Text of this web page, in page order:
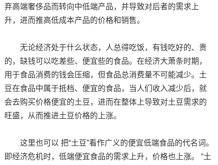
弃高端奢侈品而转向中低端产品，并导致对后者的需求上
升，进而推高低成本产品的价格和销售。
无论经济处于什么状态，人总得吃饭，有钱吃好的、贵
的，缺钱可以吃差些、便宜些的食品。在经济大萧条时期，
用于食品消费的钱会压缩，但食品总消费量不可能减少。土
豆在食品中属于抵档、便宜的食品，当人们收入减少后，就
会去购买价格便宜的土豆，进而在整体上导致对土豆需求的
旺盛，从而推进土豆价格的上涨。
这里也可以 把“土豆”看作广义的便宜低端食品的代名词。
即经济危机时，低端便宜食品的需求上升，价格也上涨。 “土